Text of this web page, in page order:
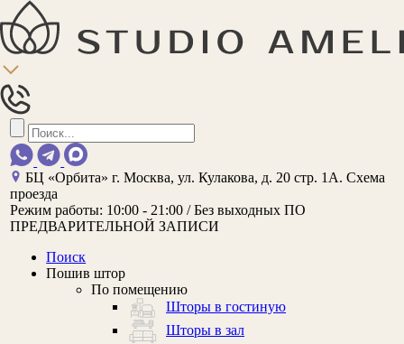
БЦ «Орбита»г. Москва, ул. Кулакова, д. 20 стр. 1А. Схема
проезда
Режим работы: 10:00 - 21:00 / Без выходных ПО
ПРЕДВАРИТЕЛЬНОЙ ЗАПИСИ
Поиск
Пошив штор
По помещению
Шторы в гостиную
Шторы в зал